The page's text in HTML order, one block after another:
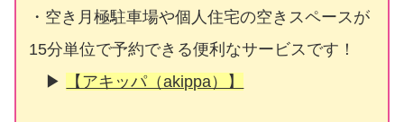
・空き月極駐車場や個人住宅の空きスペースが
15分単位で予約できる便利なサービスです！
▶
【アキッパ（akippa）】